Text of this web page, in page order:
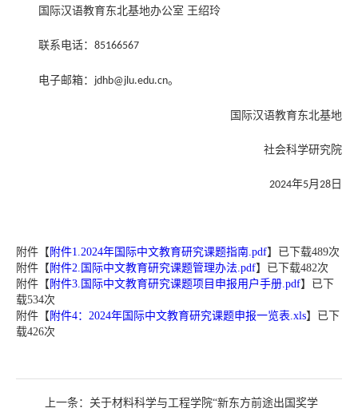
国际汉语教育东北基地办公室 王绍玲
联系电话： 85166567
电子邮箱： jdhb@jlu.edu.cn。
国际汉语教育东北基地
社会科学研究院
2024年5月 28 日
附件【 附件1.2024年国际中文教育研究课题指南.pdf】已下载489次
附件【 附件2.国际中文教育研究课题管理办法.pdf】已下载482次
附件【 附件3.国际中文教育研究课题项目申报用户手册.pdf】已下
载534次
附件【 附件4：2024年国际中文教育研究课题申报一览表.xls】已下
载426次
上一条： 关于材料科学与工程学院“新东方前途出国奖学